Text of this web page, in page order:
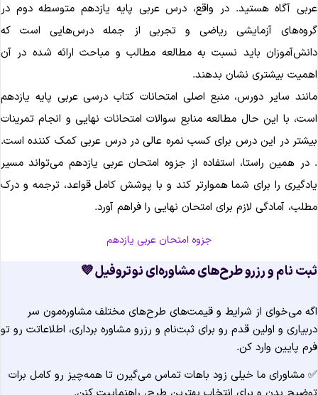
آگاه هستید. در واقع، درس عربی پایه یازدهم متوسطه دوم در
آزمایشی ریاضی و تجربی از جمله درس‌هایی است که
باید نسبت به مطالعه مطالب و مباحث ارائه شده در آن
بیشتری نشان بدهند.
سایر دورس، منبع اصلی امتحانات کتاب درسی عربی پایه یازدهم
با این حال مطالعه منابع سوالات امتحانات نهایی و انجام تمرینات
در این درس برای کسب نمره عالی در درس عربی کمک کننده است.
همین راستا، استفاده از جزوه امتحان عربی یازدهم می‌تواند مسیر
را برای شما هموارتر کند و با پوشش کامل قواعد، ترجمه و درک
آمادگی لازم برای امتحان نهایی را فراهم آورد.
جزوه امتحان عربی یازدهم
نام و رزرو طرح‌های مشاوره‌ای نوتروفیل 💜
می‌خوای از شرایط و قیمت‌های طرح‌های مختلف مشاوره‌مون سر
و اولین قدم رو برای ثبت‌نام و رزرو مشاوره برداری، اطلاعاتت رو تو
پایین وارد کن.
مشاورای ما خیلی زود باهات تماس می‌گیرن تا همه‌چیز رو کامل برات